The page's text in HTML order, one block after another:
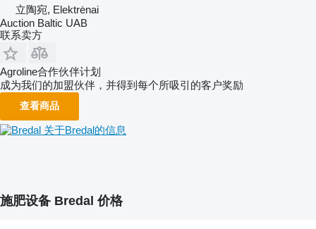
立陶宛, Elektrėnai
Auction Baltic UAB
联系卖方
Agroline合作伙伴计划
成为我们的加盟伙伴，并得到每个所吸引的客户奖励
查看商品
关于Bredal的信息
施肥设备 Bredal 价格